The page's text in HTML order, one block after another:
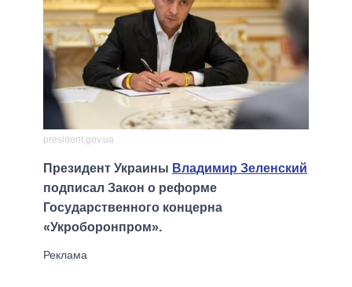
president.gov.ua
Президент Украины Владимир Зеленский
подписал Закон о реформе
Государственного концерна
«Укроборонпром».